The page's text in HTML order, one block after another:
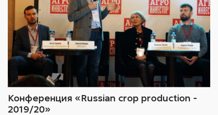
Конференция «Russian crop production -
2019/20»